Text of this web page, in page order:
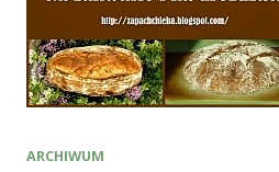
ARCHIWUM